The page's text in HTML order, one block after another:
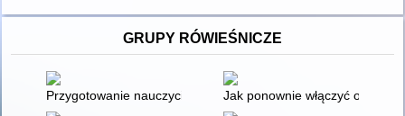
GRUPY RÓWIEŚNICZE
Przygotowanie nauczycieli przedszkoli oraz edukacji
Jak ponownie włączyć osobę